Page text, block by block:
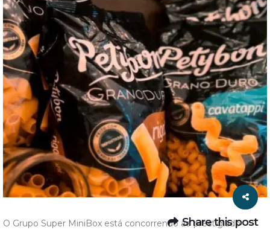
Share this post
O Grupo Super MiniBox está concorrendo ao prestigiado